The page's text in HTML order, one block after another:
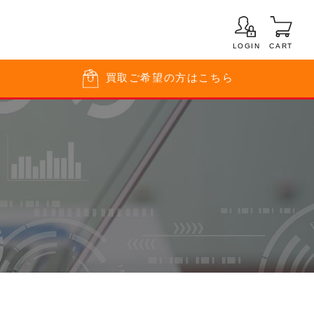
LOGIN CART
買取 ご希望の方はこちら